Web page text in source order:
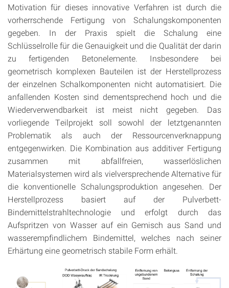
Motivation für dieses innovative Verfahren ist durch die
vorherrschende Fertigung von Schalungskomponenten
gegeben. In der Praxis spielt die Schalung eine
Schlüsselrolle für die Genauigkeit und die Qualität der darin
zu fertigenden Betonelemente. Insbesondere bei
geometrisch komplexen Bauteilen ist der Herstellprozess
der einzelnen Schalkomponenten nicht automatisiert. Die
anfallenden Kosten sind dementsprechend hoch und die
Wiederverwendbarkeit ist meist nicht gegeben. Das
vorliegende Teilprojekt soll sowohl der letztgenannten
Problematik als auch der Ressourcenverknappung
entgegenwirken. Die Kombination aus additiver Fertigung
zusammen mit abfallfreien, wasserlöslichen
Materialsystemen wird als vielversprechende Alternative für
die konventionelle Schalungsproduktion angesehen. Der
Herstellprozess basiert auf der Pulverbett-
Bindemittelstrahltechnologie und erfolgt durch das
Aufspritzen von Wasser auf ein Gemisch aus Sand und
wasserempfindlichem Bindemittel, welches nach seiner
Erhärtung eine geometrisch stabile Form erhält.